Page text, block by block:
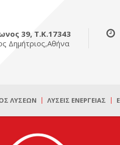
39, Τ.Κ.17343
Δημήτριος,Αθήνα
ΛΎΣΕΩΝ ΛΎΣΕΙΣ ΕΝΈΡΓΕΙΑΣ